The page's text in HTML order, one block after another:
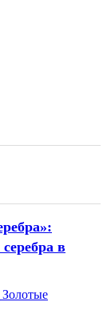
в
Золотые